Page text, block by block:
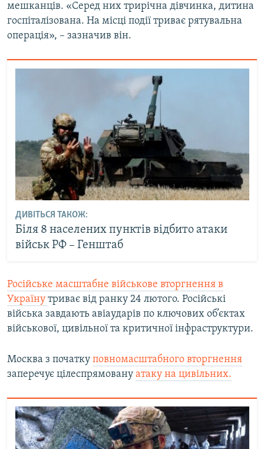
мешканців. «Серед них трирічна дівчинка, дитина
госпіталізована. На місці події триває рятувальна
операція», – зазначив він.
ДИВІТЬСЯ ТАКОЖ:
Біля 8 населених пунктів відбито атаки
військ РФ – Генштаб
Російське масштабне військове вторгнення в
Україну триває від ранку 24 лютого. Російські
війська завдають авіаударів по ключових об’єктах
військової, цивільної та критичної інфраструктури.
Москва з початку повномасштабного вторгнення
заперечує цілеспрямовану атаку на цивільних.